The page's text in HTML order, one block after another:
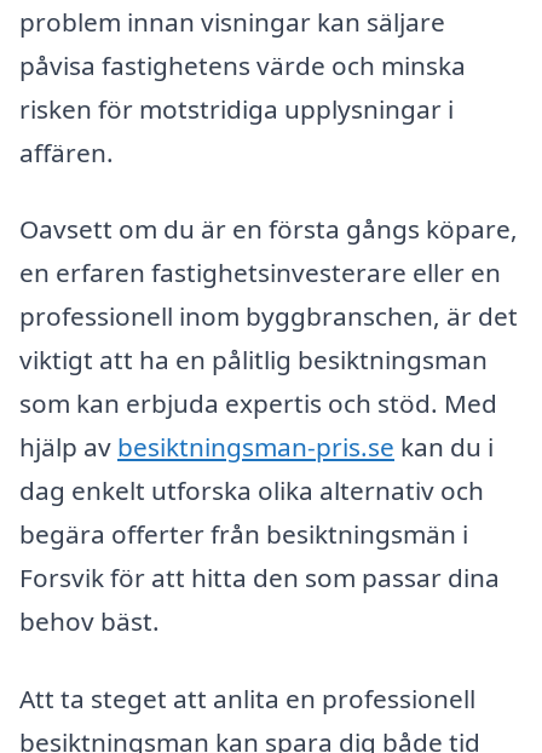
problem innan visningar kan säljare
påvisa fastighetens värde och minska
risken för motstridiga upplysningar i
affären.
Oavsett om du är en första gångs köpare,
en erfaren fastighetsinvesterare eller en
professionell inom byggbranschen, är det
viktigt att ha en pålitlig besiktningsman
som kan erbjuda expertis och stöd. Med
hjälp av besiktningsman-pris.se kan du i
dag enkelt utforska olika alternativ och
begära offerter från besiktningsmän i
Forsvik för att hitta den som passar dina
behov bäst.
Att ta steget att anlita en professionell
besiktningsman kan spara dig både tid